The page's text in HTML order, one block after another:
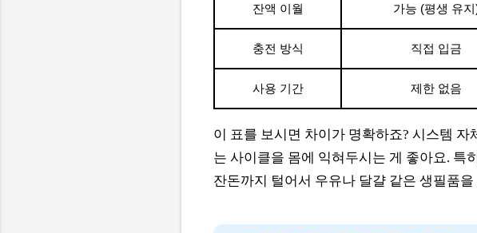
잔액 이월 가능 (평생 유지
충전 방식 직접 입금
사용 기간 제한 없음
이 표를 보시면 차이가 명확하죠? 시스템 자
는 사이클을 몸에 익혀두시는 게 좋아요. 특
잔돈까지 털어서 우유나 달걀 같은 생필품